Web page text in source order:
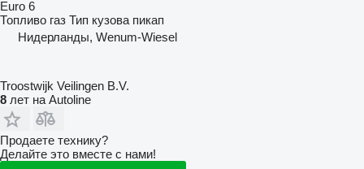
Euro 6
Топливо газ Тип кузова пикап
Нидерланды, Wenum-Wiesel
Troostwijk Veilingen B.V.
8 лет на Autoline
Продаете технику?
Делайте это вместе с нами!